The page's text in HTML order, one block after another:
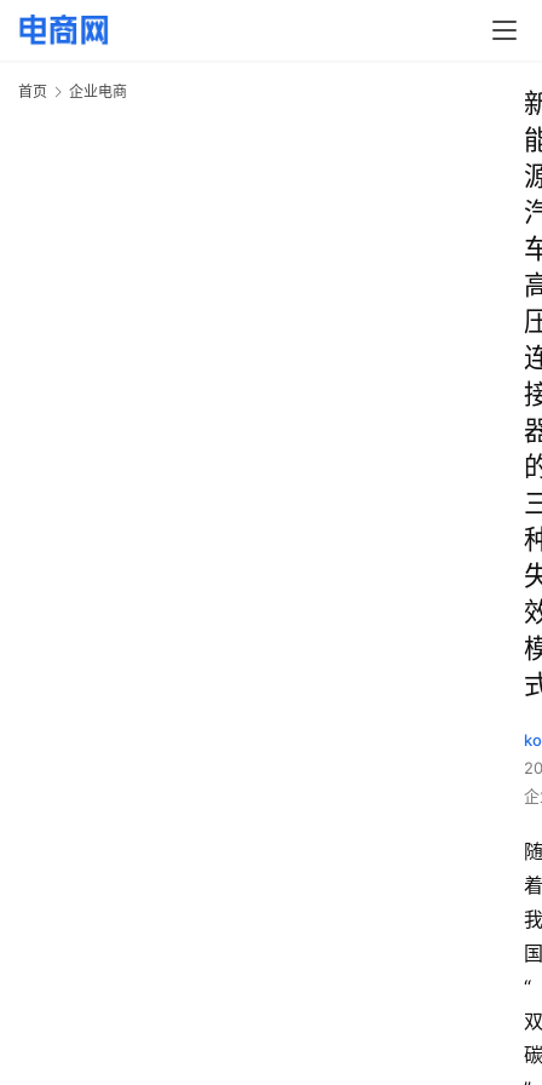
首页 企业电商
随
着
我
国
“
双
碳